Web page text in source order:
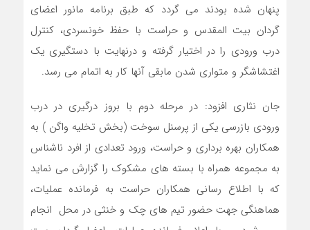
پنهان شده بودند می گردد که طبق برنامه مانور اعضای
گردان بیت المقدس و حراست با حفظ خونسردی، کنترل
درب ورودی را در اختیار گرفته و درنهایت با دستگیری یک
اغتشاشگر و متواری شدن مابقی آنها کار به اتمام می رسد.
جان نثاری افزود: در مرحله دوم با بروز درگیری در درب
ورودی بازرسی یکی از پرسنل سوخت (بخش تخلیه واگن ) به
همکاران بهره برداری و حراست، ورود تعدادی از افرد ناشناس
به مجموعه همراه با بسته های مشکوک را گزارش می نماید
که با اطلاع رسانی همکاران حراست به فرمانده عملیات،
هماهنگی جهت حضور تیم های چک و خنثی در محل انجام